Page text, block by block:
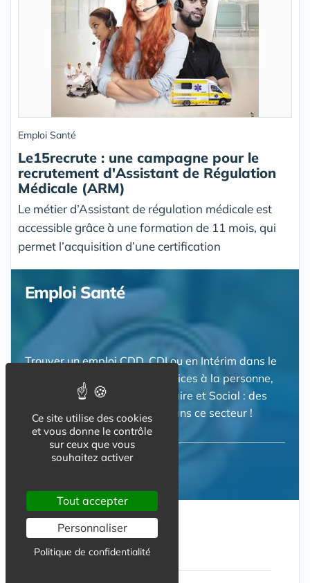
Emploi Santé
Le15recrute : une campagne pour le
recrutement d'Assistant de Régulation
Médicale (ARM)
Le métier d’Assistant de régulation médicale est
accessible grâce à une formation de 11 mois, qui
permet l’acquisition d’une certification
Emploi Santé
Trouver un emploi CDD, CDI ou en Intérim dans le
secteur des la santé, des services à la personne,
du Medico Social ou du Sanitaire et Social : des
centaines d'offres d'emploi dans ce secteur !
RUBRIQUES
A lire aussi
Ce site utilise des cookies
et vous donne le contrôle
sur ceux que vous
souhaitez activer
Tout accepter
Personnaliser
Politique de confidentialité